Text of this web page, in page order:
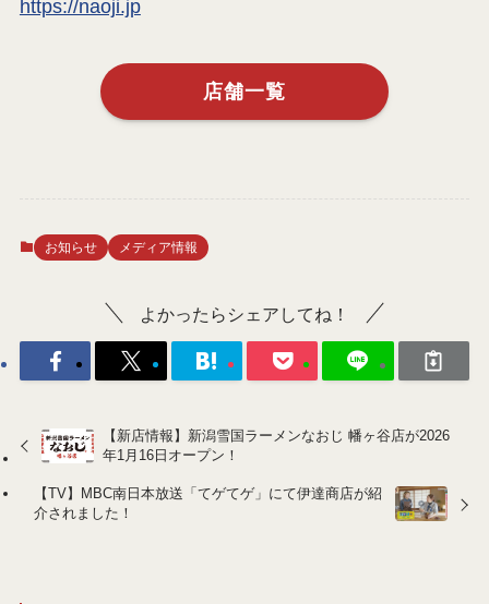
https://naoji.jp
店舗一覧
お知らせ メディア情報
よかったらシェアしてね！
【新店情報】新潟雪国ラーメンなおじ 幡ヶ谷店が2026
年1月16日オープン！
【TV】MBC南日本放送「てゲてゲ」にて伊達商店が紹
介されました！